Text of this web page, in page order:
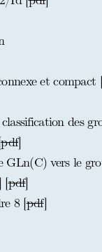
et compact
des
pdf]
GLn(C) vers le
[pdf]
8 [pdf]